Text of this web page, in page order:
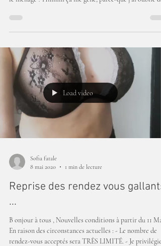
Load video
Sofia fatale
8 mai 2020
1 min de lecture
Reprise des rendez vous gallants
...
B onjour à tous , Nouvelles conditions à partir du 11
En raison des circonstances actuelles : - Le nombre de
rendez-vous acceptés sera TRÈS LIMITÉ. - Je